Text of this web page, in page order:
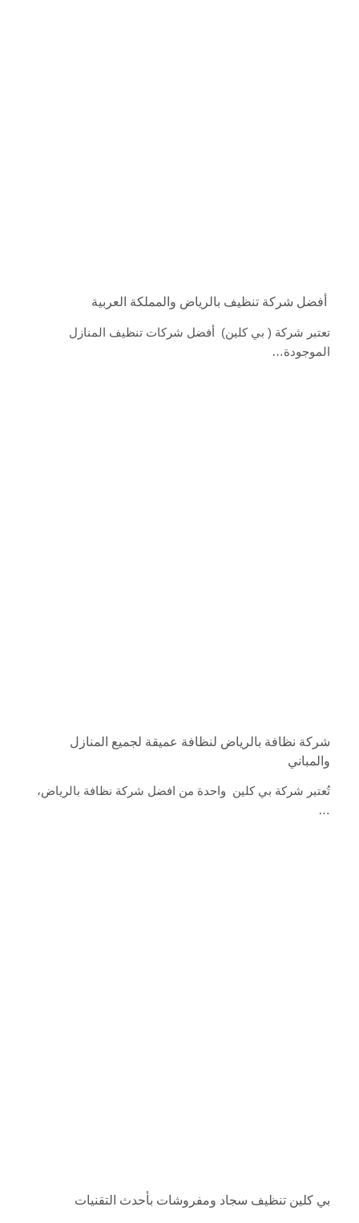
أفضل شركة تنظيف بالرياض والمملكة العربية
تعتبر شركة ( بي كلين) أفضل شركات تنظيف المنازل
الموجودة…
شركة نظافة بالرياض لنظافة عميقة لجميع المنازل
والمباني
تُعتبر شركة بي كلين واحدة من افضل شركة نظافة بالرياض،
…
بي كلين تنظيف سجاد ومفروشات بأحدث التقنيات